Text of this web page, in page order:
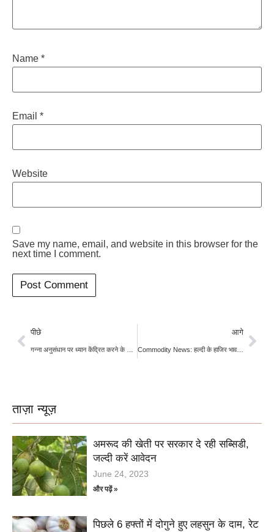
Name *
Email *
Website
Save my name, email, and website in this browser for the
next time I comment.
पीछे आगे
Commodity News: हल्दी के हाजिर भाव मजबूत; वायदा में 1-1.5% की तेजी
ताज़ा न्यूज़
अमरूद की खेती पर सरकार दे रही सब्सिडी,
जल्दी करें आवेदन
June 24, 2023
और पढ़ें »
पिछले 6 हफ्तों में दोगुने हुए लहसुन के दाम, रेट